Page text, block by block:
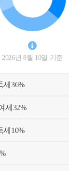
2026년 8월 10일 기준
세36%
세 32%
세 10%